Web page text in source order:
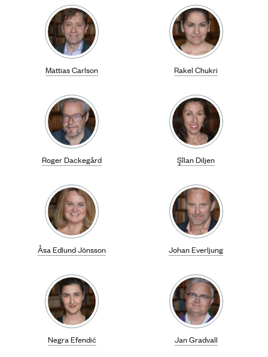
Mattias Carlson Rakel Chukri
Roger Dackegård Şîlan Diljen
Åsa Edlund Jönsson Johan Everljung
Negra Efendić Jan Gradvall